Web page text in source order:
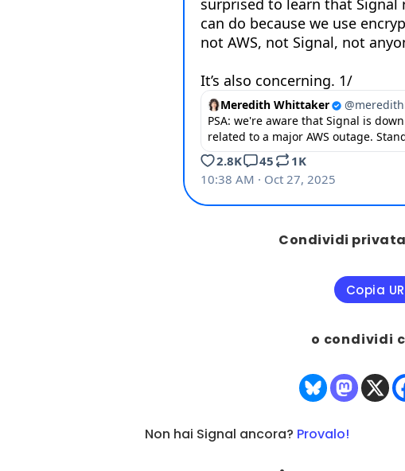
Condividi
Copia
o condividi
Non hai Signal ancora? Provalo!